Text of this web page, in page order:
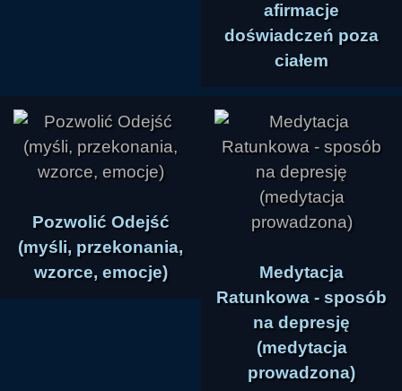
afirmacje
doświadczeń poza
ciałem
Pozwolić Odejść
(myśli, przekonania,
wzorce, emocje)
Medytacja
Ratunkowa - sposób
na depresję
(medytacja
prowadzona)